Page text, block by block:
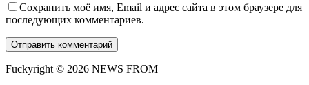
Сохранить моё имя, Email и адрес сайта в этом браузере для
последующих комментариев.
Отправить комментарий
Fuckyright © 2026 NEWS FROM